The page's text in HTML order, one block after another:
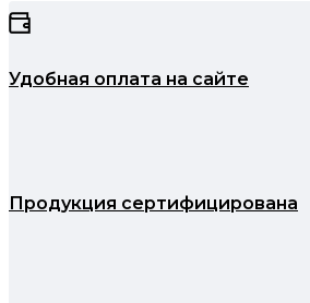
Удобная оплата на сайте
Продукция сертифицирована